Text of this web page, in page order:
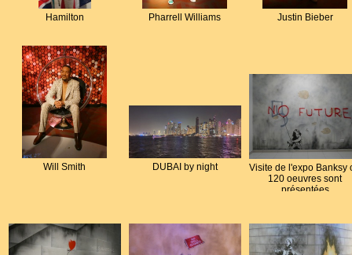
Hamilton Pharrell Williams Justin Bieber
Will Smith DUBAI by night
Visite de l'expo Banksy
120 oeuvres sont
présentées